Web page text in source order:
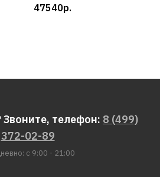
47540р.
телефон: 8 (499)
372-02-89
с 9:00 - 21:00